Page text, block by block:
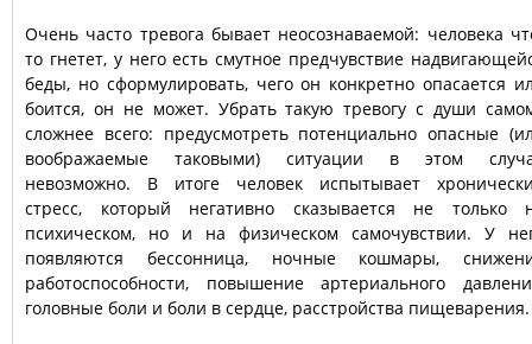
Очень часто тревога бывает неосознаваемой: человека
то гнетет, у него есть смутное предчувствие
беды, но сформулировать, чего он конкретно опасается
боится, он не может. Убрать такую тревогу с души
сложнее всего: предусмотреть потенциально опасные
воображаемые таковыми) ситуации в этом
невозможно. В итоге человек испытывает
стресс, который негативно сказывается не только
психическом, но и на физическом самочувствии. У
появляются бессонница, ночные кошмары,
работоспособности, повышение артериального
головные боли и боли в сердце, расстройства пищеварения.